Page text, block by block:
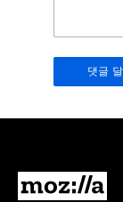
should
leave